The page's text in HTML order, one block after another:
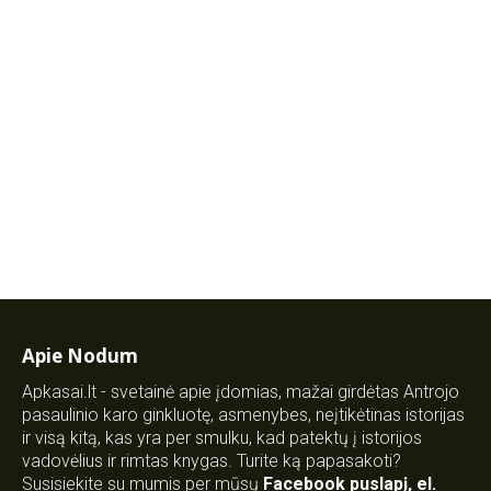
Apie Nodum
Apkasai.lt - svetainė apie įdomias, mažai girdėtas Antrojo
pasaulinio karo ginkluotę, asmenybes, neįtikėtinas istorijas
ir visą kitą, kas yra per smulku, kad patektų į istorijos
vadovėlius ir rimtas knygas. Turite ką papasakoti?
Susisiekite su mumis per mūsų Facebook puslapį, el.